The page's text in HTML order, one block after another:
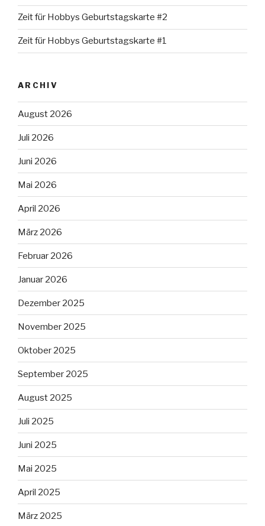
Zeit für Hobbys Geburtstagskarte #2
Zeit für Hobbys Geburtstagskarte #1
ARCHIV
August 2026
Juli 2026
Juni 2026
Mai 2026
April 2026
März 2026
Februar 2026
Januar 2026
Dezember 2025
November 2025
Oktober 2025
September 2025
August 2025
Juli 2025
Juni 2025
Mai 2025
April 2025
März 2025